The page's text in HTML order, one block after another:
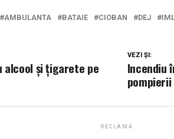
AMBULANTA BATAIE CIOBAN DEJ
VEZI ȘI:
Incendiu
pompierii
alcool și țigarete pe
RECLAMĂ